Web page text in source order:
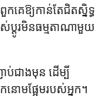
គេឱ្យកាន់តែជិតស្និទ្ធ
ស់ប្តូរមិនធម្មតាណាមួយ
ប់ជាងមុន ដើម្បី
នោមផ្អែមរបស់អ្នក។